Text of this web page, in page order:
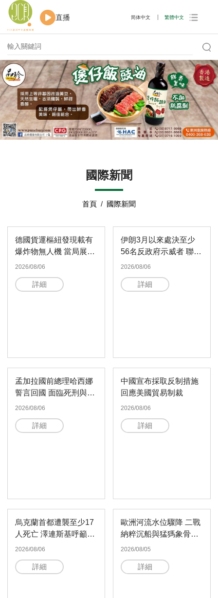
直播 简体中文 繁體中文
國際新聞
首頁 / 國際新聞
德國貨運樞紐發現載有
爆炸物無人機 當局展開
反恐調查
2026/08/06
詳細
伊朗3月以來處決至少
56名反政府示威者 聯合
國表示震驚
2026/08/06
詳細
孟加拉國前總理哈西娜
誓言回國 面臨死刑與引
渡壓力
2026/08/06
詳細
中國宣布採取反制措施
回應美國貿易制裁
2026/08/06
詳細
烏克蘭首都遭襲至少17
人死亡 澤連斯基呼籲提
供更多防空系統
2026/08/06
詳細
歐洲河流水位驟降 二戰
納粹沉船與猛獁象骨骼
重見天日
2026/08/05
詳細